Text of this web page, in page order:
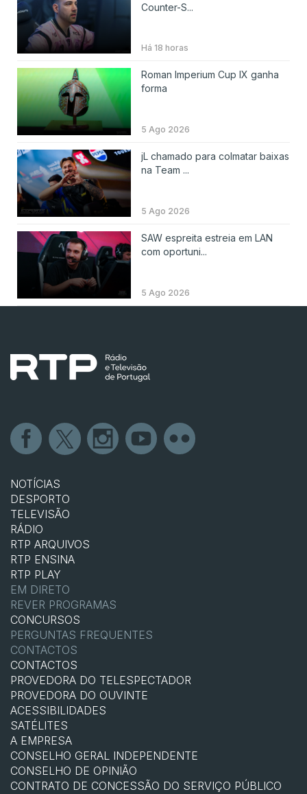
Counter-S...
Há 18 horas
Roman Imperium Cup IX ganha
forma
5 Ago 2026
jL chamado para colmatar baixas
na Team ...
5 Ago 2026
SAW espreita estreia em LAN
com oportuni...
5 Ago 2026
NOTÍCIAS
DESPORTO
TELEVISÃO
RÁDIO
RTP ARQUIVOS
RTP ENSINA
RTP PLAY
EM DIRETO
REVER PROGRAMAS
CONCURSOS
PERGUNTAS FREQUENTES
CONTACTOS
CONTACTOS
PROVEDORA DO TELESPECTADOR
PROVEDORA DO OUVINTE
ACESSIBILIDADES
SATÉLITES
A EMPRESA
CONSELHO GERAL INDEPENDENTE
CONSELHO DE OPINIÃO
CONTRATO DE CONCESSÃO DO SERVIÇO PÚBLICO